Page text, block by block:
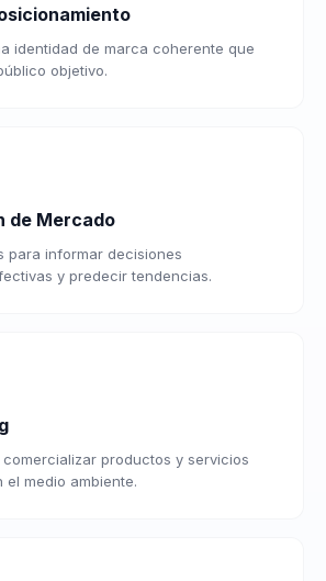
identidad de marca coherente que
objetivo.
de Mercado
para informar decisiones
y predecir tendencias.
productos y servicios
medio ambiente.